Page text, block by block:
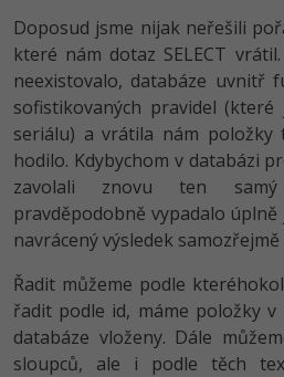
Copywriter
WordPress specialista
SEO specialista
Algoritmy -41%
Umělá inteligence (AI) -
Pro děti
Více
Fórum
Time management
Windows
Linux
Sítě
Kybernetická bezpečnost
Elektronický podpis
Fórum
Ostatní
Fórum
Doposud jsme nijak neřešili
které nám dotaz SELECT
neexistovalo, databáze uvnitř
sofistikovaných pravidel
seriálu) a vrátila nám
hodilo. Kdybychom v databázi
zavolali znovu ten
pravděpodobně vypadalo
navrácený výsledek
Řadit můžeme podle
řadit podle id, máme položky
databáze vloženy. Dále
sloupců, ale i podle těch